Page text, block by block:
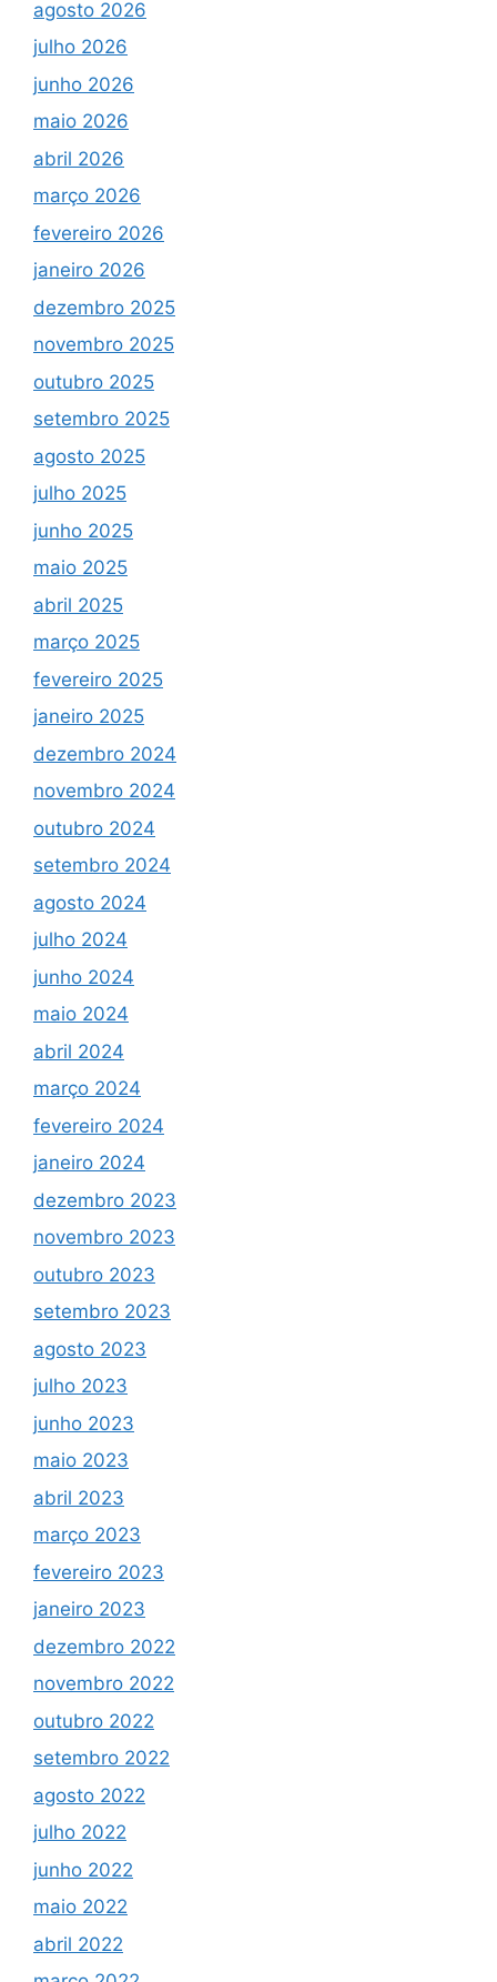
agosto 2026
julho 2026
junho 2026
maio 2026
abril 2026
março 2026
fevereiro 2026
janeiro 2026
dezembro 2025
novembro 2025
outubro 2025
setembro 2025
agosto 2025
julho 2025
junho 2025
maio 2025
abril 2025
março 2025
fevereiro 2025
janeiro 2025
dezembro 2024
novembro 2024
outubro 2024
setembro 2024
agosto 2024
julho 2024
junho 2024
maio 2024
abril 2024
março 2024
fevereiro 2024
janeiro 2024
dezembro 2023
novembro 2023
outubro 2023
setembro 2023
agosto 2023
julho 2023
junho 2023
maio 2023
abril 2023
março 2023
fevereiro 2023
janeiro 2023
dezembro 2022
novembro 2022
outubro 2022
setembro 2022
agosto 2022
julho 2022
junho 2022
maio 2022
abril 2022